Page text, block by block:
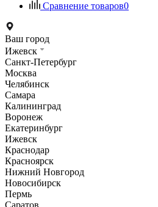
Сравнение товаров0
Ваш город
Ижевск
Санкт-Петербург
Москва
Челябинск
Самара
Калининград
Воронеж
Екатеринбург
Ижевск
Краснодар
Красноярск
Нижний Новгород
Новосибирск
Пермь
Саратов